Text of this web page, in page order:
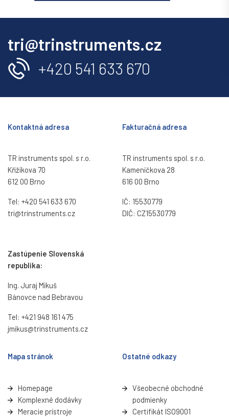
tri@trinstruments.cz
+420 541 633 670
Kontaktná adresa
TR instruments spol. s r.o.
Křižíkova 70
612 00 Brno
Tel: +420 541 633 670
tri@trinstruments.cz
Zastúpenie Slovenská
republika:
Ing. Juraj Mikuš
Bánovce nad Bebravou
Tel: +421 948 161 475
jmikus@trinstruments.cz
Fakturačná adresa
TR instruments spol. s r.o.
Kameníčkova 28
616 00 Brno
IČ: 15530779
DIČ: CZ15530779
Mapa stránok
Homepage
Komplexné dodávky
Meracie prístroje
Ostatné odkazy
Všeobecné obchodné
podmienky
Certifikát ISO9001